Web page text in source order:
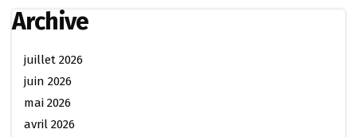
Archive
juillet 2026
juin 2026
mai 2026
avril 2026